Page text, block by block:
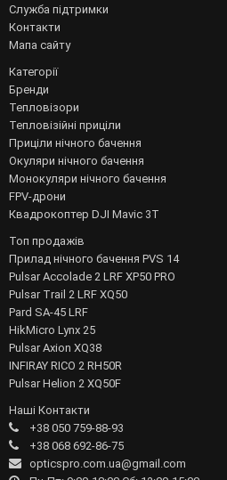
Служба підтримки
Контакти
Мапа сайту
Категорії
Бренди
Тепловізори
Тепловізійні приціли
Приціли нічного бачення
Окуляри нічного бачення
Монокуляри нічного бачення
FPV-дрони
Квадрокоптер DJI Mavic 3T
Топ продажів
Прилад нічного бачення PVS 14
Pulsar Accolade 2 LRF XP50 PRO
Pulsar Trail 2 LRF XQ50
Pard SA-45 LRF
HikMicro Lynx 25
Pulsar Axion XQ38
INFIRAY RICO 2 RH50R
Pulsar Helion 2 XQ50F
Наші Контакти
+38 050 759-88-93
+38 068 692-86-75
opticspro.com.ua@gmail.com